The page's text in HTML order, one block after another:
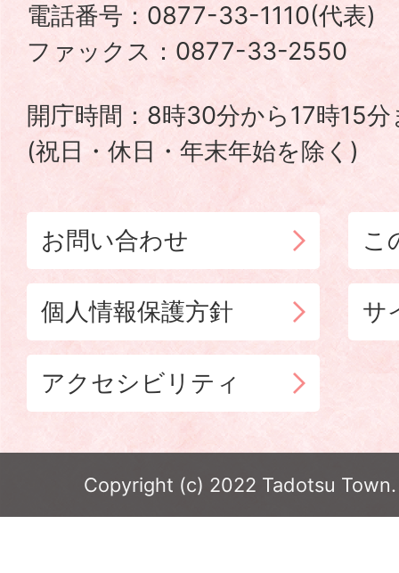
TADOTSU
TOWN
電話番号：0877-33-1110(代表)
ファックス：0877-33-2550
開庁時間：8時30分から17時15分
(祝日・休日・年末年始を除く)
お問い合わせ こ
個人情報保護方針 サ
アクセシビリティ
Copyright (c) 2022 Tadotsu